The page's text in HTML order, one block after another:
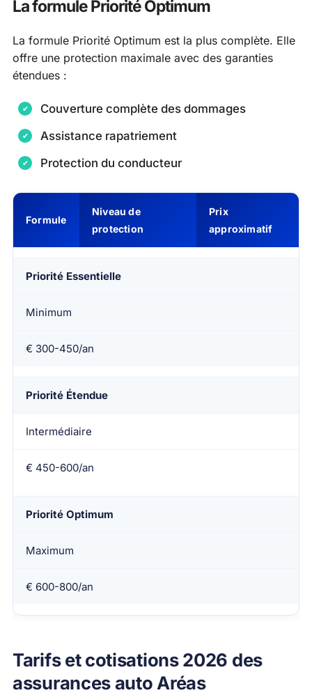
La formule Priorité Optimum
La formule Priorité Optimum est la plus complète. Elle
offre une protection maximale avec des garanties
étendues :
Couverture complète des dommages
Assistance rapatriement
Protection du conducteur
Formule
Niveau de
protection
Prix
approximatif
Priorité Essentielle
Minimum
€ 300-450/an
Priorité Étendue
Intermédiaire
€ 450-600/an
Priorité Optimum
Maximum
€ 600-800/an
Tarifs et cotisations 2026 des
assurances auto Aréas